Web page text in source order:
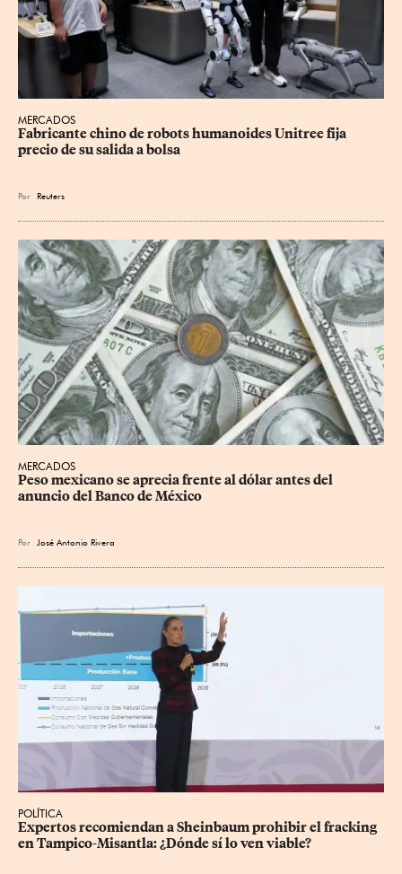
MERCADOS
Fabricante chino de robots humanoides Unitree fija
precio de su salida a bolsa
Por Reuters
MERCADOS
Peso mexicano se aprecia frente al dólar antes del
anuncio del Banco de México
Por José Antonio Rivera
POLÍTICA
Expertos recomiendan a Sheinbaum prohibir el fracking
en Tampico-Misantla: ¿Dónde sí lo ven viable?